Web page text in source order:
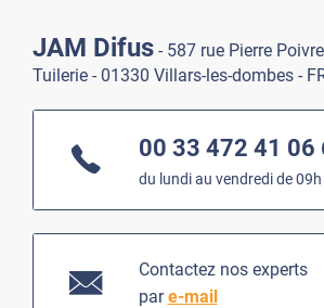
JAM Difus - 587 rue Pierre
Tuilerie - 01330 Villars-les-dombes -
00 33 472 41 06
du lundi au vendredi de
Contactez nos experts
pare-mail